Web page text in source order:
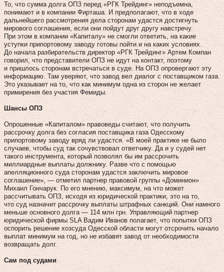
То, что сумма долга ОПЗ перед «РГК Трейдинг» неподъемна,
понимают и в компании Фирташа. И предполагают, что в ходе
дальнейшего рассмотрения дела сторонам удастся достигнуть
мирового соглашения, если они пойдут друг другу навстречу.
При этом в компании «Капиталу» не смогли ответить, на какие
уступки припортовому заводу готовы пойти и на каких условиях.
До начала разбирательств директор «РГК Трейдинг» Артем Компан
говорил, что представители ОПЗ не идут на контакт, поэтому
и пришлось сторонам встречаться в суде. На ОПЗ опровергают эту
информацию. Там уверяют, что завод вел диалог с поставщиком газа.
Это указывает на то, что как минимум одна из сторон не желает
примирения без участия Фемиды.
Шансы ОПЗ
Опрошенные «Капиталом» правоведы считают, что получить
рассрочку долга без согласия поставщика газа Одесскому
припортовому заводу вряд ли удастся. «В моей практике не было
случаев, чтобы суд так сочувствовал ответчику. Да и у судей нет
такого инструмента, который позволял бы им рассрочить
миллиардные выплаты должнику. Разве что с помощью
апелляционного суда сторонам удастся заключить мировое
соглашение», — отметил партнер правовой группы «Доминион»
Михаил Гончарук. По его мнению, максимум, на что может
рассчитывать ОПЗ, исходя из юридической практики, это на то,
что суд назначит рассрочку выплаты штрафных санкций. Они намного
меньше основного долга — 114 млн грн. Управляющий партнер
юридической фирмы SLA Вадим Иванов полагает, что попытки ОПЗ
оспорить решение хозсуда Одесской области могут отсрочить начало
выплат минимум на год, но не избавят завод от необходимости
возвращать долг.
Сам под судами